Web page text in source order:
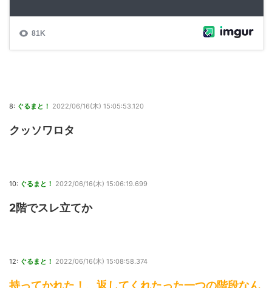
8: ぐるまと！ 2022/06/16(木) 15:05:53.120
クッソワロタ
10: ぐるまと！ 2022/06/16(木) 15:06:19.699
2階でスレ立てか
12: ぐるまと！ 2022/06/16(木) 15:08:58.374
持ってかれた！、返してくれたった一つの階段なん